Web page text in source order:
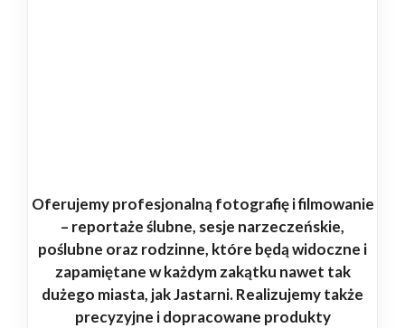
Oferujemy profesjonalną fotografię i filmowanie
– reportaże ślubne, sesje narzeczeńskie,
poślubne oraz rodzinne, które będą widoczne i
zapamiętane w każdym zakątku nawet tak
dużego miasta, jak Jastarni. Realizujemy także
precyzyjne i dopracowane produkty